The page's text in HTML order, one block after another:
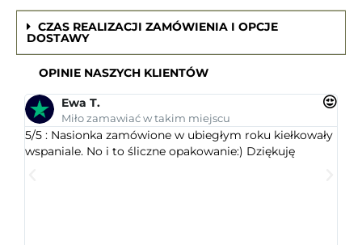
CZAS REALIZACJI ZAMÓWIENIA I OPCJE
DOSTAWY
OPINIE NASZYCH KLIENTÓW
Ewa T.
Miło zamawiać w takim miejscu
5/5 : Nasionka zamówione w ubiegłym roku kiełkowały
wspaniale. No i to śliczne opakowanie:) Dziękuję